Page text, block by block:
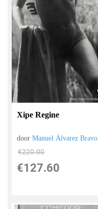
Xipe Regine
doorManuel Álvarez Bravo
€220.00
€127.60